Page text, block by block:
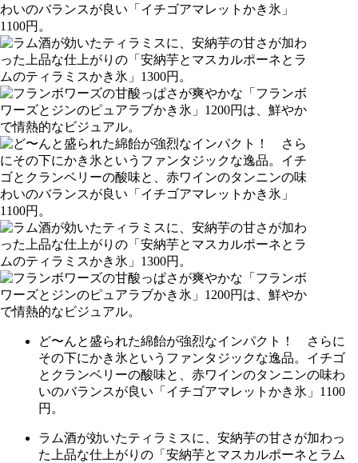
ど〜んと盛られた綿飴が強烈なインパクト！ さらに
その下にかき氷というファンタジックな逸品。イチゴ
とクランベリーの酸味と、赤ワインのタンニンの味わ
いのバランスが良い「イチゴアマレットかき氷」1100
円。
ラム酒が効いたティラミスに、安納芋の甘さが加わっ
た上品な仕上がりの「安納芋とマスカルポーネとラム